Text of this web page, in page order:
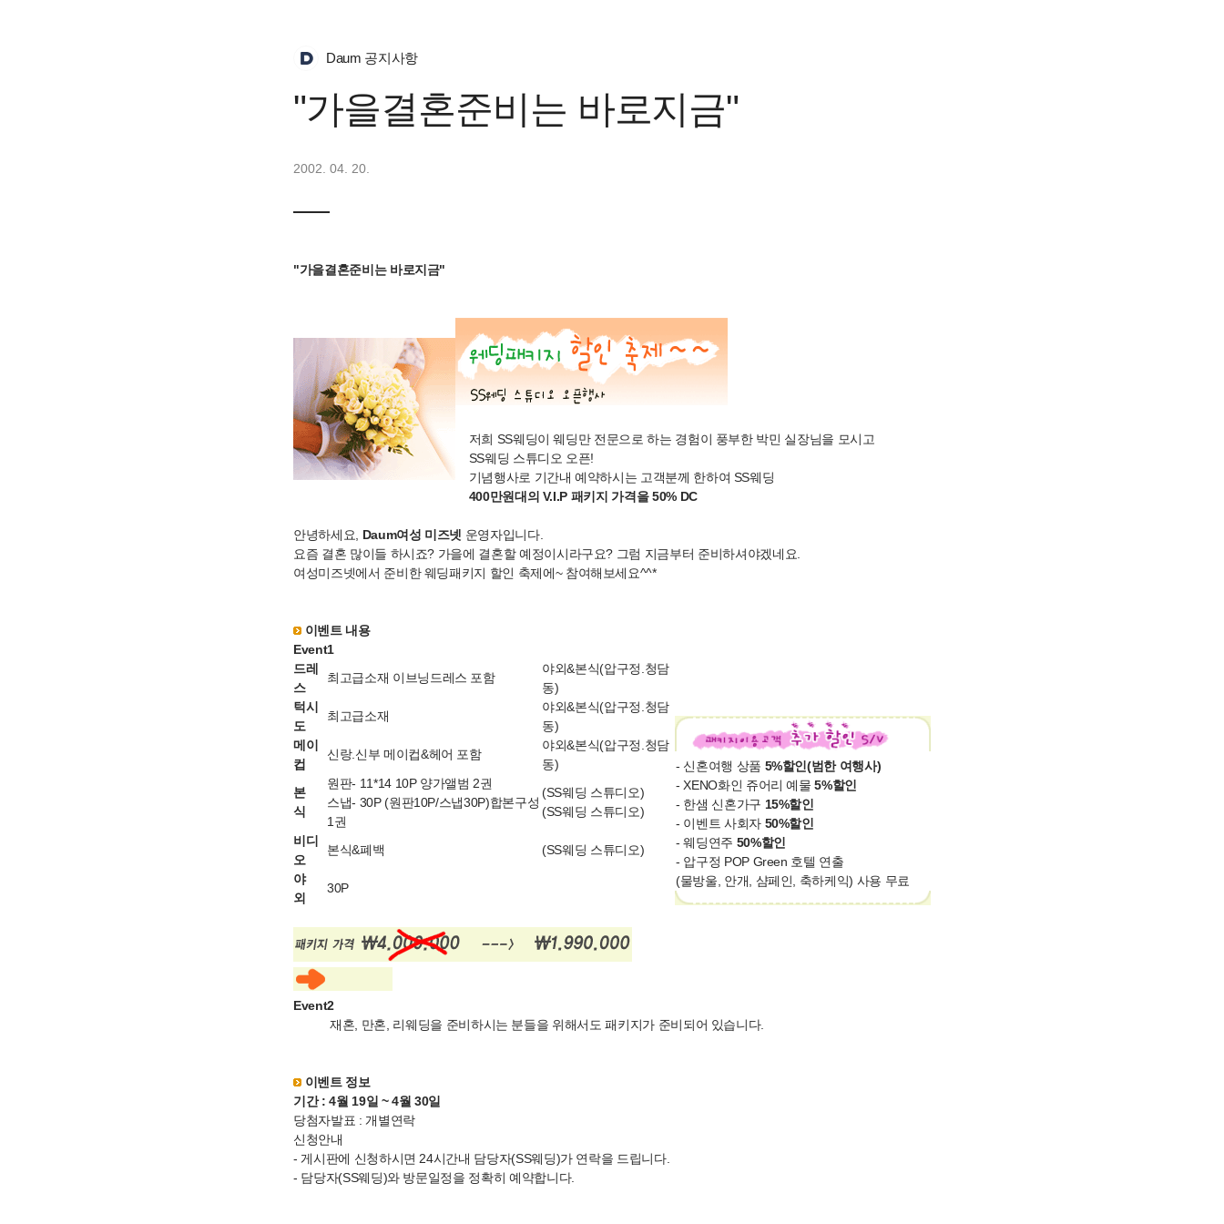
Daum 공지사항
"가을결혼준비는 바로지금"
2002. 04. 20.
"가을결혼준비는 바로지금"
저희 SS웨딩이 웨딩만 전문으로 하는 경험이 풍부한 박민 실장님을 모시고
SS웨딩 스튜디오 오픈!
기념행사로 기간내 예약하시는 고객분께 한하여 SS웨딩
400만원대의 V.I.P 패키지 가격을 50% DC
안녕하세요, Daum여성 미즈넷 운영자입니다.
요즘 결혼 많이들 하시죠? 가을에 결혼할 예정이시라구요? 그럼 지금부터 준비하셔야겠네요.
여성미즈넷에서 준비한 웨딩패키지 할인 축제에~ 참여해보세요^^*
이벤트 내용
Event1
드레
스
최고급소재 이브닝드레스 포함
야외&본식(압구정.청담
동)
턱시
도
최고급소재
야외&본식(압구정.청담
동)
메이
컵
신랑.신부 메이컵&헤어 포함
야외&본식(압구정.청담
동)
본
식
원판- 11*14 10P 양가앨범 2권
스냅- 30P (원판10P/스냅30P)합본구성
1권
(SS웨딩 스튜디오)
(SS웨딩 스튜디오)
비디
오
본식&폐백
(SS웨딩 스튜디오)
야
외
30P
- 신혼여행 상품 5%할인(범한 여행사)
- XENO화인 쥬어리 예물5%할인
- 한샘 신혼가구 15%할인
- 이벤트 사회자 50%할인
- 웨딩연주 50%할인
- 압구정 POP Green 호텔 연출
(물방울, 안개, 샴페인, 축하케익) 사용 무료
Event2
재혼, 만혼, 리웨딩을 준비하시는 분들을 위해서도 패키지가 준비되어 있습니다.
이벤트 정보
기간 : 4월 19일 ~ 4월 30일
당첨자발표 : 개별연락
신청안내
- 게시판에 신청하시면 24시간내 담당자(SS웨딩)가 연락을 드립니다.
- 담당자(SS웨딩)와 방문일정을 정확히 예약합니다.